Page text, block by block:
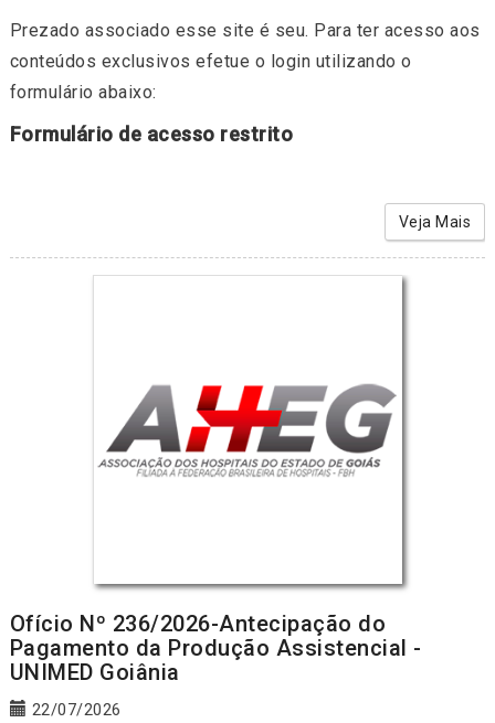
Prezado associado esse site é seu. Para ter acesso aos
conteúdos exclusivos efetue o login utilizando o
formulário abaixo:
Formulário de acesso restrito
Veja Mais
Ofício Nº 236/2026-Antecipação do
Pagamento da Produção Assistencial -
UNIMED Goiânia
22/07/2026